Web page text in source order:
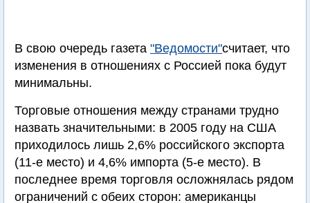
В свою очередь газета "Ведомости"считает, что
изменения в отношениях с Россией пока будут
минимальны.
Торговые отношения между странами трудно
назвать значительными: в 2005 году на США
приходилось лишь 2,6% российского экспорта
(11-е место) и 4,6% импорта (5-е место). В
последнее время торговля осложнялась рядом
ограничений с обеих сторон: американцы